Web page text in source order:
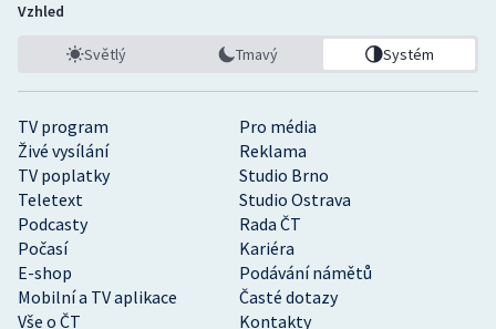
TV program
Pro média
Živé vysílání
Reklama
TV poplatky
Studio Brno
Teletext
Studio Ostrava
Podcasty
Rada ČT
Počasí
Kariéra
E-shop
Podávání námětů
Mobilní a TV aplikace
Časté dotazy
Vše o ČT
Kontakty
Vzhled
Světlý Tmavý Systém